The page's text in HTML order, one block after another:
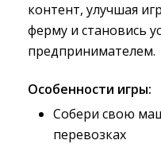
контент, улучшая
ферму и становись
предпринимателем.
Особенности игры:
Собери свою
перевозках